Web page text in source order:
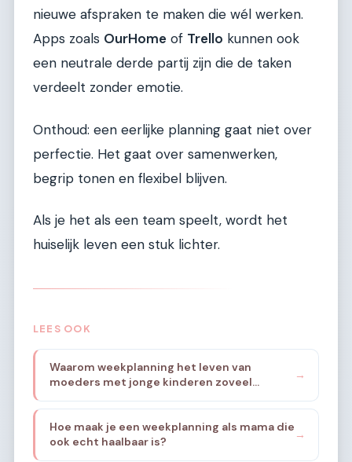
nieuwe afspraken te maken die wél werken.
Apps zoals OurHome of Trello kunnen ook
een neutrale derde partij zijn die de taken
verdeelt zonder emotie.
Onthoud: een eerlijke planning gaat niet over
perfectie. Het gaat over samenwerken,
begrip tonen en flexibel blijven.
Als je het als een team speelt, wordt het
huiselijk leven een stuk lichter.
LEES OOK
Waarom weekplanning het leven van
moeders met jonge kinderen zoveel
→
Hoe maak je een weekplanning als mama die
ook echt haalbaar is?
→